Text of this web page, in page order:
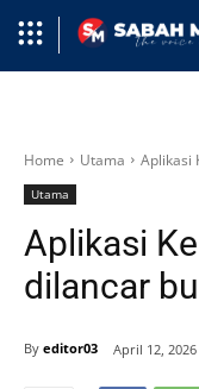
Home Utama Aplikasi
Utama
Aplikasi
dilancar
By editor03 April 12, 2026